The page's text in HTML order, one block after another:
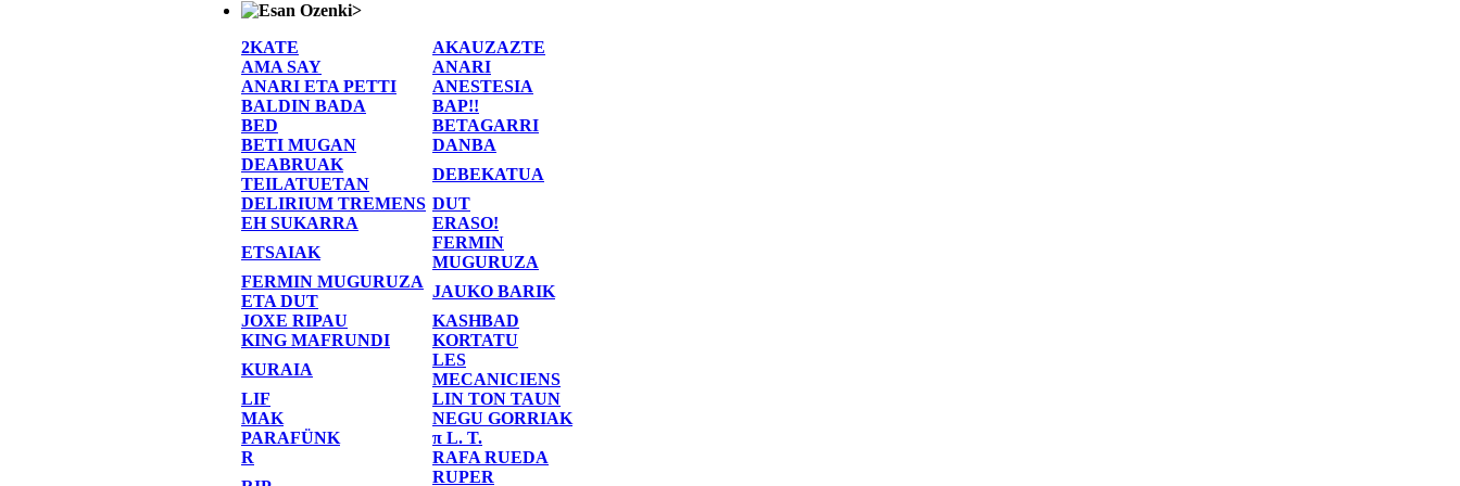
>
2KATE
AKAUZAZTE
AMA SAY
ANARI
ANARI ETA PETTI
ANESTESIA
BALDIN BADA
BAP!!
BED
BETAGARRI
BETI MUGAN
DANBA
DEABRUAK
TEILATUETAN
DEBEKATUA
DELIRIUM TREMENS DUT
EH SUKARRA
ERASO!
ETSAIAK
FERMIN
MUGURUZA
FERMIN MUGURUZA
ETA DUT
JAUKO BARIK
JOXE RIPAU
KASHBAD
KING MAFRUNDI
KORTATU
KURAIA
LES
MECANICIENS
LIF
LIN TON TAUN
MAK
NEGU GORRIAK
PARAFÜNK
π L. T.
R
RAFA RUEDA
RUPER